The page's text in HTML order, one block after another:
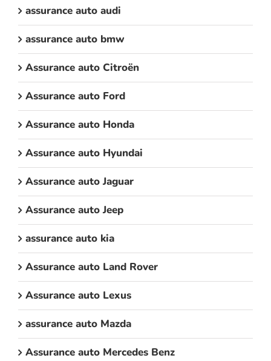
assurance auto audi
assurance auto bmw
Assurance auto Citroën
Assurance auto Ford
Assurance auto Honda
Assurance auto Hyundai
Assurance auto Jaguar
Assurance auto Jeep
assurance auto kia
Assurance auto Land Rover
Assurance auto Lexus
assurance auto Mazda
Assurance auto Mercedes Benz